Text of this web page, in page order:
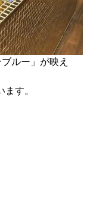
ルー」が映え
ます。